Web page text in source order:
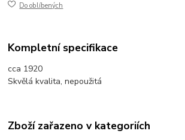
Do oblíbených
Kompletní specifikace
cca 1920
Skvělá kvalita, nepoužitá
Zboží zařazeno v kategoriích